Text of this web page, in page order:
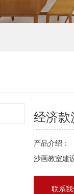
经济
产品介绍：
沙画教室建
联系